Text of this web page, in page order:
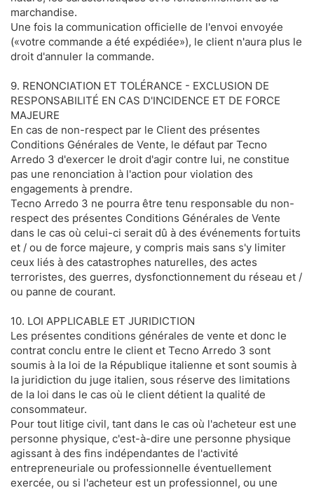
marchandise.
Une fois la communication officielle de l'envoi envoyée
(«votre commande a été expédiée»), le client n'aura plus le
droit d'annuler la commande.
9. RENONCIATION ET TOLÉRANCE - EXCLUSION DE
RESPONSABILITÉ EN CAS D'INCIDENCE ET DE FORCE
MAJEURE
En cas de non-respect par le Client des présentes
Conditions Générales de Vente, le défaut par Tecno
Arredo 3 d'exercer le droit d'agir contre lui, ne constitue
pas une renonciation à l'action pour violation des
engagements à prendre.
Tecno Arredo 3 ne pourra être tenu responsable du non-
respect des présentes Conditions Générales de Vente
dans le cas où celui-ci serait dû à des événements fortuits
et / ou de force majeure, y compris mais sans s'y limiter
ceux liés à des catastrophes naturelles, des actes
terroristes, des guerres, dysfonctionnement du réseau et /
ou panne de courant.
10. LOI APPLICABLE ET JURIDICTION
Les présentes conditions générales de vente et donc le
contrat conclu entre le client et Tecno Arredo 3 sont
soumis à la loi de la République italienne et sont soumis à
la juridiction du juge italien, sous réserve des limitations
de la loi dans le cas où le client détient la qualité de
consommateur.
Pour tout litige civil, tant dans le cas où l'acheteur est une
personne physique, c'est-à-dire une personne physique
agissant à des fins indépendantes de l'activité
entrepreneuriale ou professionnelle éventuellement
exercée, ou si l'acheteur est un professionnel, ou une